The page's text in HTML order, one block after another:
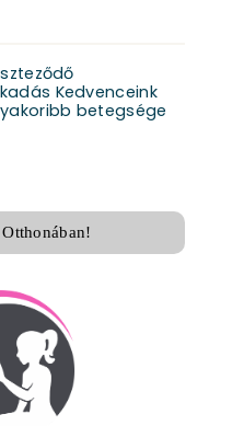
Kedvenceink
betegsége